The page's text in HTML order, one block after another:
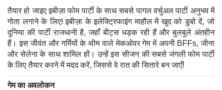
तैयार हो जाइए इबीज़ा फोम पार्टी के साथ सबसे पागल वर्चुअल पार्टी अनुभव में
गोता लगाने के लिए! इबीज़ा के इलेक्ट्रिफाइंग माहौल में खुद को डुबो दें, जो
दुनिया की पार्टी राजधानी है, जहाँ बीट्स धड़क रही हैं और बुलबुले अंतहीन
हैं। इस जीवंत और गर्मियों के थीम वाले मेकओवर गेम में अपनी BFFs, जीना
और सेलेना के साथ शामिल हों। उन्हें इस सीजन की सबसे जंगली फोम पार्टी
के लिए तैयार करने में मदद करें, जिससे वे रात की सितारे बन जाएँ!
गेम का अवलोकन